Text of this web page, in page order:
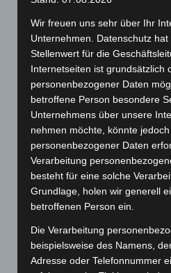
Umschlag gehören.
Mehr zum Lettershop…
Schlagworte: Infopost, Kuvertieren,
Das könnte Dich auch
Wir freuen uns sehr über Ihr
Unternehmen. Datenschutz
Stellenwert für die
Internetseiten ist grundsätzlich
personenbezogener Daten
betroffene Person besondere
Unternehmens über unsere
nehmen möchte, könnte
personenbezogener Daten
Verarbeitung
besteht für eine solche
Grundlage, holen wir generell
betroffenen Person ein.
Die Verarbeitung
beispielsweise des Namens,
Adresse oder Telefonnummer